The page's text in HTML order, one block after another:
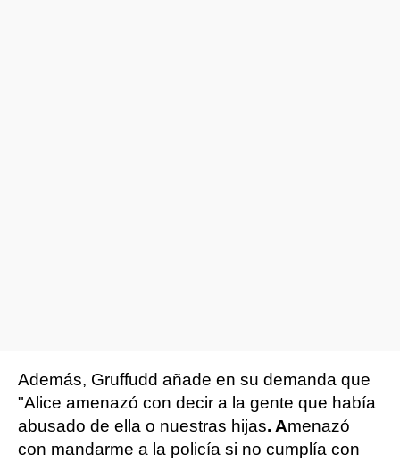
Además, Gruffudd añade en su demanda que
"Alice amenazó con decir a la gente que había
abusado de ella o nuestras hijas. Amenazó
con mandarme a la policía si no cumplía con